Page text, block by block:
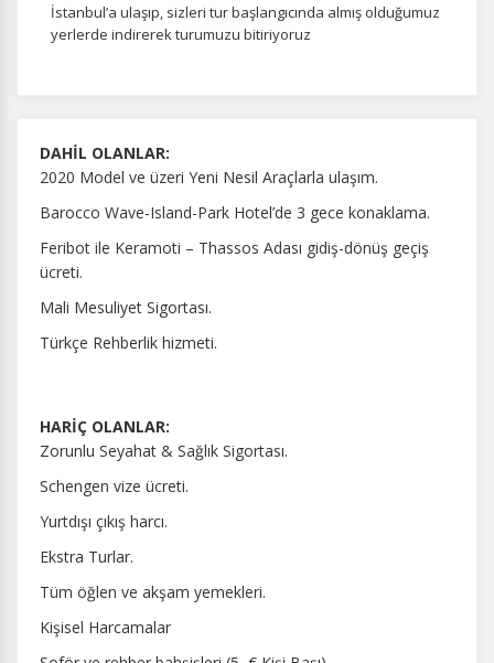
İstanbul’a ulaşıp, sizleri tur başlangıcında almış olduğumuz
yerlerde indirerek turumuzu bitiriyoruz
DAHİL OLANLAR:
2020 Model ve üzeri Yeni Nesil Araçlarla ulaşım.
Barocco Wave-Island-Park Hotel’de 3 gece konaklama.
Feribot ile Keramoti – Thassos Adası gidiş-dönüş geçiş
ücreti.
Mali Mesuliyet Sigortası.
Türkçe Rehberlik hizmeti.
HARİÇ OLANLAR:
Zorunlu Seyahat & Sağlık Sigortası.
Schengen vize ücreti.
Yurtdışı çıkış harcı.
Ekstra Turlar.
Tüm öğlen ve akşam yemekleri.
Kişisel Harcamalar